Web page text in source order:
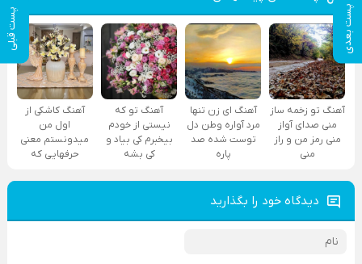
پست بعدی پست قبلی
آهنگ تو زخمه ساز
منی صدای آواز
منی رمز من و راز
منی
آهنگ ای زن تنها
مرد آواره وطن دل
توست شده صد
پاره
آهنگ تو که
نیستی از خودم
بیخبرم کی بیاد و
کی بشه
آهنگ کاشکی از
اول من
میدونستم معنی
حرفهایی که
دیدگاه خود را بگذارید